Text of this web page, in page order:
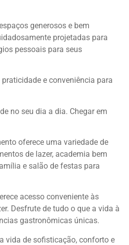
generosos e bem
projetadas para
pessoais para seus
e conveniência para
no seu dia a dia. Chegar em
oferece uma variedade de
de lazer, academia bem
e salão de festas para
acesso conveniente às
Desfrute de tudo o que a vida à
gastronômicas únicas.
vida de sofisticação, conforto e